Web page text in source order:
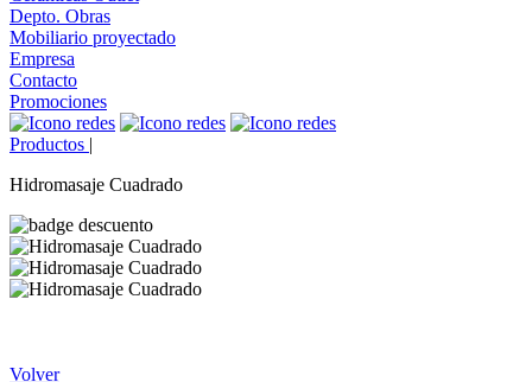
Depto. Obras
Mobiliario proyectado
Empresa
Contacto
Promociones
Productos |
Hidromasaje Cuadrado
Volver